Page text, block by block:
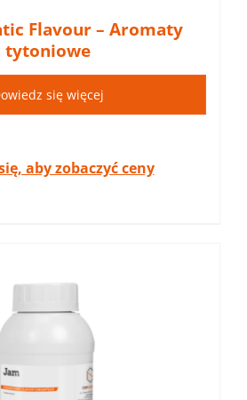
Flavour – Aromaty
tytoniowe
się więcej
aby zobaczyć ceny